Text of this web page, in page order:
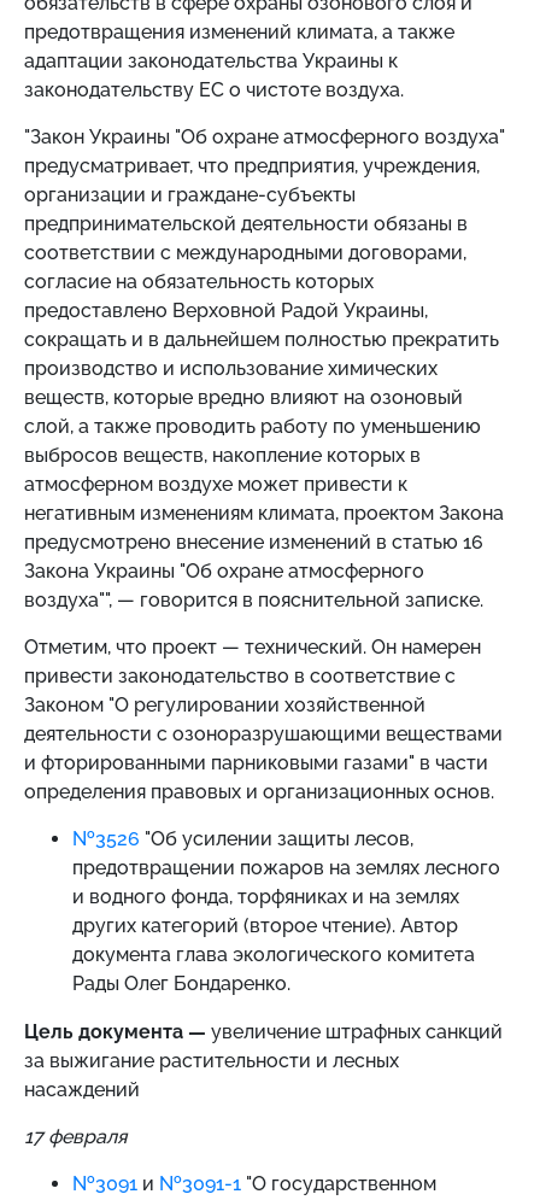
предотвращения изменений климата, а также
адаптации законодательства Украины к
законодательству ЕС о чистоте воздуха.
"Закон Украины "Об охране атмосферного воздуха"
предусматривает, что предприятия, учреждения,
организации и граждане-субъекты
предпринимательской деятельности обязаны в
соответствии с международными договорами,
согласие на обязательность которых
предоставлено Верховной Радой Украины,
сокращать и в дальнейшем полностью прекратить
производство и использование химических
веществ, которые вредно влияют на озоновый
слой, а также проводить работу по уменьшению
выбросов веществ, накопление которых в
атмосферном воздухе может привести к
негативным изменениям климата, проектом Закона
предусмотрено внесение изменений в статью 16
Закона Украины "Об охране атмосферного
воздуха"", — говорится в пояснительной записке.
Отметим, что проект — технический. Он намерен
привести законодательство в соответствие с
Законом "О регулировании хозяйственной
деятельности с озоноразрушающими веществами
и фторированными парниковыми газами" в части
определения правовых и организационных основ.
№3526 "Об усилении защиты лесов,
предотвращении пожаров на землях лесного
и водного фонда, торфяниках и на землях
других категорий (второе чтение). Автор
документа глава экологического комитета
Рады Олег Бондаренко.
Цель документа — увеличение штрафных санкций
за выжигание растительности и лесных
насаждений
17 февраля
№3091 и №3091-1 "О государственном